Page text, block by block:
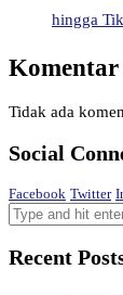
hingga
Tidak ada
Social
Facebook Twitter
Recent